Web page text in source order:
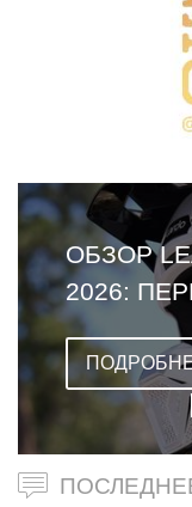
ОБЗОР
2026: